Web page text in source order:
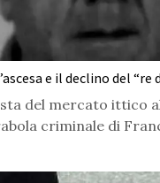
e il declino del “re
del mercato ittico
criminale di